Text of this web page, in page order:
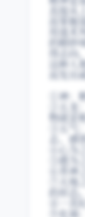
直接
而掌
用道
的精
得志
这种
而发
①神：
②五龙
物就是
③五气
志、感
④心为
⑤德为
⑥养神
⑦天
的形态。
⑧一其
⑨化端